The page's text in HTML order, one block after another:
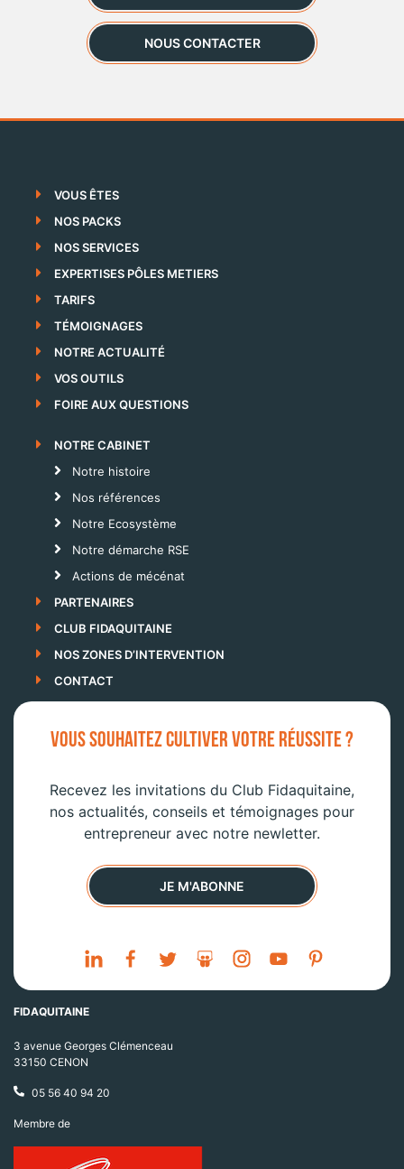
NOUS CONTACTER
VOUS ÊTES
NOS PACKS
NOS SERVICES
EXPERTISES PÔLES METIERS
TARIFS
TÉMOIGNAGES
NOTRE ACTUALITÉ
VOS OUTILS
FOIRE AUX QUESTIONS
NOTRE CABINET
Notre histoire
Nos références
Notre Ecosystème
Notre démarche RSE
Actions de mécénat
PARTENAIRES
CLUB FIDAQUITAINE
NOS ZONES D’INTERVENTION
CONTACT
VOUS SOUHAITEZ CULTIVER VOTRE RÉUSSITE ?
Recevez les invitations du Club Fidaquitaine,
nos actualités, conseils et témoignages pour
entrepreneur avec notre newletter.
JE M'ABONNE
FIDAQUITAINE
3 avenue Georges Clémenceau
33150 CENON
05 56 40 94 20
Membre de